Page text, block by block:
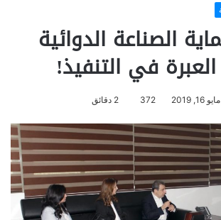
الصناعة الدوائية
في التنفيذ!
مايو 16, 2019 372